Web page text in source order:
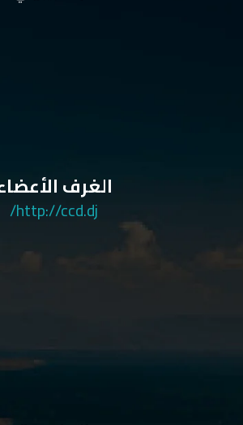
الغرف
http://ccd.dj/